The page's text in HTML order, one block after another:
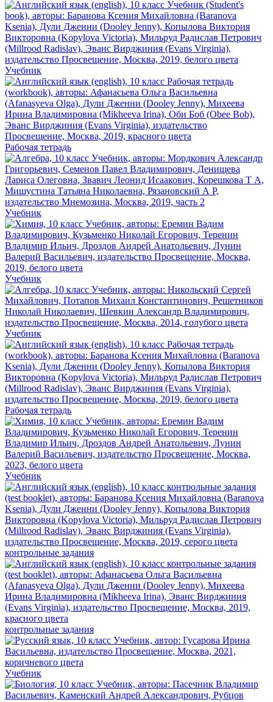
Учебник
Рабочая тетрадь
Учебник
Учебник
Учебник
Рабочая тетрадь
Учебник
контрольные задания
контрольные задания
Учебник